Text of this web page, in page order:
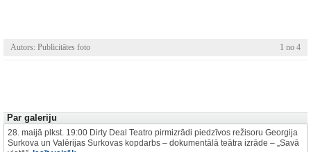
Autors: Publicitātes foto 1 no 4
Par galeriju
28. maijā plkst. 19:00 Dirty Deal Teatro pirmizrādi piedzīvos režisoru Georgija
Surkova un Valērijas Surkovas kopdarbs – dokumentālā teātra izrāde – „Savā